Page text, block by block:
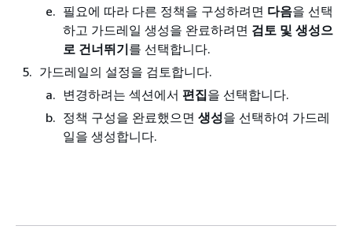
필요에 따라 다른 정책을 구성하려면 다음을 선택
하고 가드레일 생성을 완료하려면 검토 및 생성으
로 건너뛰기를 선택합니다.
가드레일의 설정을 검토합니다.
변경하려는 섹션에서 편집을 선택합니다.
정책 구성을 완료했으면 생성을 선택하여 가드레
일을 생성합니다.